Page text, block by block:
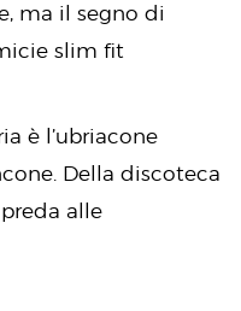
ma il segno di
slim fit
è l’ubriacone
Della discoteca
alle